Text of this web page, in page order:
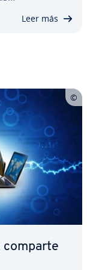
Leer más
comparte